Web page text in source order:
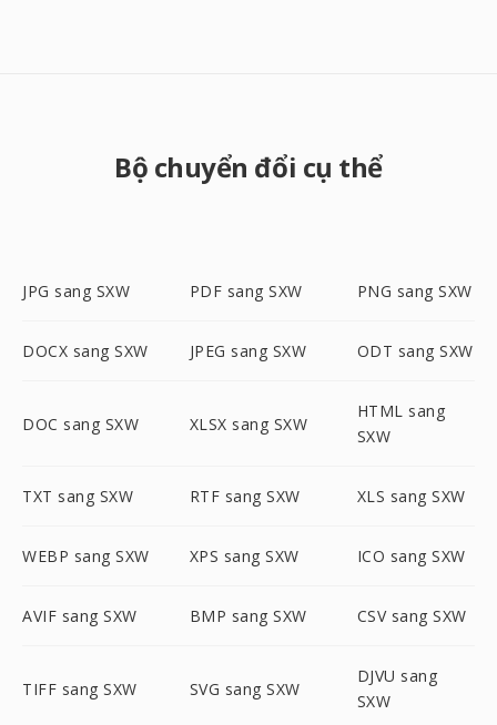
Bộ chuyển đổi cụ thể
JPG sang SXW PDF sang SXW PNG sang SXW
DOCX sang SXW JPEG sang SXW ODT sang SXW
DOC sang SXW XLSX sang SXW
HTML sang
SXW
TXT sang SXW RTF sang SXW XLS sang SXW
WEBP sang SXW XPS sang SXW ICO sang SXW
AVIF sang SXW BMP sang SXW CSV sang SXW
TIFF sang SXW SVG sang SXW
DJVU sang
SXW